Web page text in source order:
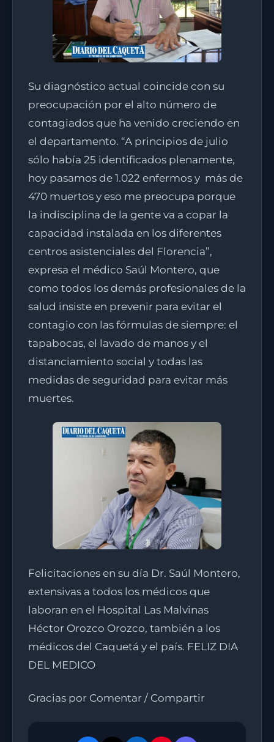
Su diagnóstico actual coincide con su
preocupación por el alto número de
contagiados que ha venido creciendo en
el departamento. “A principios de julio
sólo había 25 identificados plenamente,
hoy pasamos de 1.022 enfermos y más de
470 muertos y eso me preocupa porque
la indisciplina de la gente va a copar la
capacidad instalada en los diferentes
centros asistenciales del Florencia”,
expresa el médico Saúl Montero, que
como todos los demás profesionales de la
salud insiste en prevenir para evitar el
contagio con las fórmulas de siempre: el
tapabocas, el lavado de manos y el
distanciamiento social y todas las
medidas de seguridad para evitar más
muertes.
Felicitaciones en su día Dr. Saúl Montero,
extensivas a todos los médicos que
laboran en el Hospital Las Malvinas
Héctor Orozco Orozco, también a los
médicos del Caquetá y el país. FELIZ DIA
DEL MEDICO
Gracias por Comentar / Compartir